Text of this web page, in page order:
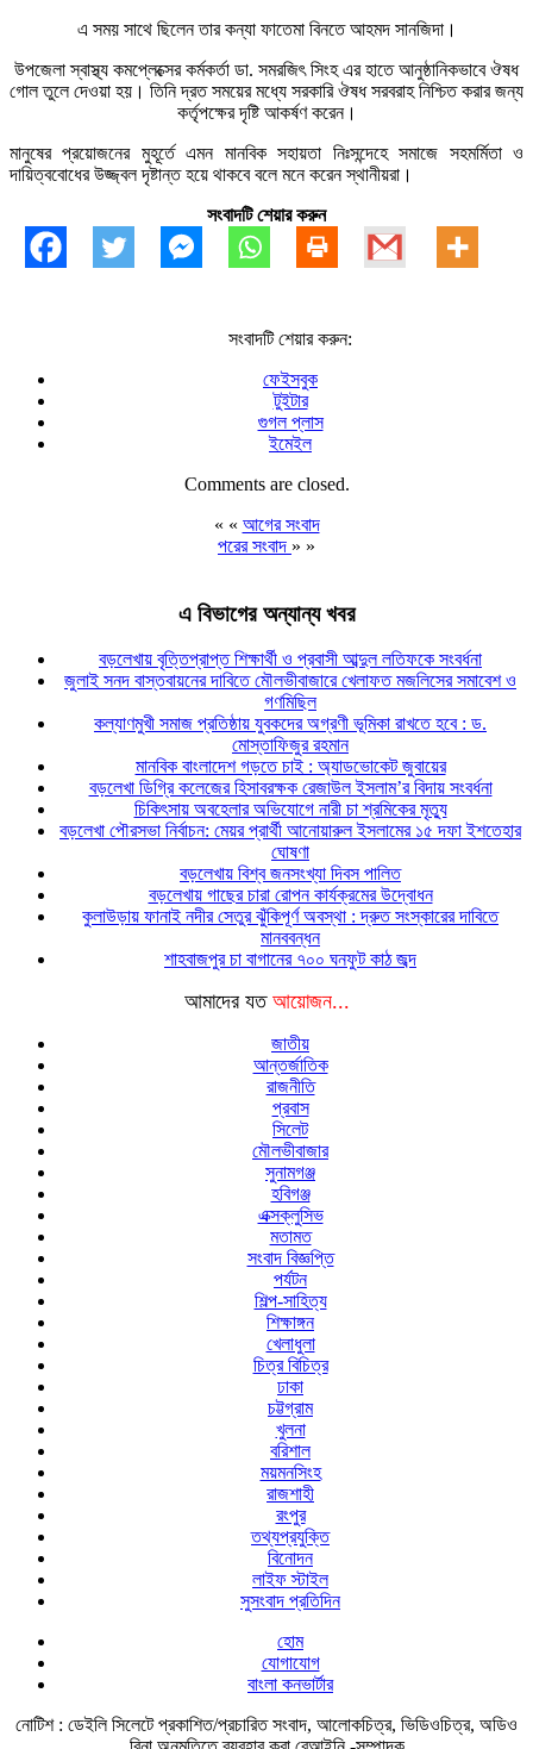
এ সময় সাথে ছিলেন তার কন্যা ফাতেমা বিনতে আহমদ সানজিদা।
উপজেলা স্বাস্থ্য কমপ্লেক্সের কর্মকর্তা ডা. সমরজিৎ সিংহ এর হাতে আনুষ্ঠানিকভাবে ঔষধ
গোল তুলে দেওয়া হয়। তিনি দ্রত সময়ের মধ্যে সরকারি ঔষধ সরবরাহ নিশ্চিত করার জন্য
কর্তৃপক্ষের দৃষ্টি আকর্ষণ করেন।
মানুষের প্রয়োজনের মুহূর্তে এমন মানবিক সহায়তা নিঃসন্দেহে সমাজে সহমর্মিতা ও
দায়িত্ববোধের উজ্জ্বল দৃষ্টান্ত হয়ে থাকবে বলে মনে করেন স্থানীয়রা।
সংবাদটি শেয়ার করুন
সংবাদটি শেয়ার করুন:
ফেইসবুক
টুইটার
গুগল প্লাস
ইমেইল
Comments are closed.
« « আগের সংবাদ
পরের সংবাদ » »
এ বিভাগের অন্যান্য খবর
বড়লেখায় বৃত্তিপ্রাপ্ত শিক্ষার্থী ও প্রবাসী আব্দুল লতিফকে সংবর্ধনা
জুলাই সনদ বাস্তবায়নের দাবিতে মৌলভীবাজারে খেলাফত মজলিসের সমাবেশ ও
গণমিছিল
কল্যাণমুখী সমাজ প্রতিষ্ঠায় যুবকদের অগ্রণী ভূমিকা রাখতে হবে : ড.
মোস্তাফিজুর রহমান
মানবিক বাংলাদেশ গড়তে চাই : অ্যাডভোকেট জুবায়ের
বড়লেখা ডিগ্রি কলেজের হিসাবরক্ষক রেজাউল ইসলাম’র বিদায় সংবর্ধনা
চিকিৎসায় অবহেলার অভিযোগে নারী চা শ্রমিকের মৃত্যু
বড়লেখা পৌরসভা নির্বাচন: মেয়র প্রার্থী আনোয়ারুল ইসলামের ১৫ দফা ইশতেহার
ঘোষণা
বড়লেখায় বিশ্ব জনসংখ্যা দিবস পালিত
বড়লেখায় গাছের চারা রোপন কার্যক্রমের উদ্বোধন
কুলাউড়ায় ফানাই নদীর সেতুর ঝুঁকিপূর্ণ অবস্থা : দ্রুত সংস্কারের দাবিতে
মানববন্ধন
শাহবাজপুর চা বাগানের ৭০০ ঘনফুট কাঠ জব্দ
আমাদের যত আয়োজন...
জাতীয়
আন্তর্জাতিক
রাজনীতি
প্রবাস
সিলেট
মৌলভীবাজার
সুনামগঞ্জ
হবিগঞ্জ
এক্সক্লুসিভ
মতামত
সংবাদ বিজ্ঞপ্তি
পর্যটন
শিল্প-সাহিত্য
শিক্ষাঙ্গন
খেলাধুলা
চিত্র বিচিত্র
ঢাকা
চট্টগ্রাম
খুলনা
বরিশাল
ময়মনসিংহ
রাজশাহী
রংপুর
তথ্যপ্রযুক্তি
বিনোদন
লাইফ স্টাইল
সুসংবাদ প্রতিদিন
হোম
যোগাযোগ
বাংলা কনভার্টার
নোটিশ : ডেইলি সিলেটে প্রকাশিত/প্রচারিত সংবাদ, আলোকচিত্র, ভিডিওচিত্র, অডিও